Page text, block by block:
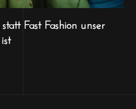
Fast Fashion unser